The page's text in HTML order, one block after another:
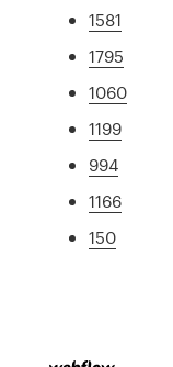
1581
1795
1060
1199
994
1166
150